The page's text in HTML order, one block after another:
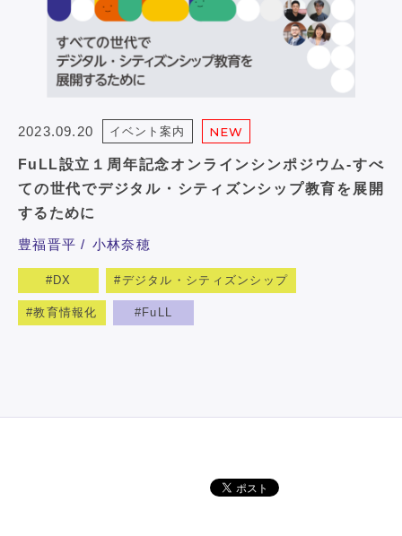
2023.09.20 イベント案内 NEW
FuLL設立１周年記念オンラインシンポジウム-すべ
ての世代でデジタル・シティズンシップ教育を展開
するために
豊福晋平 小林奈穂
DX デジタル・シティズンシップ
教育情報化 FuLL